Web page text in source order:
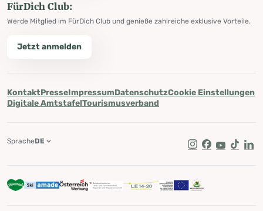
FürDich Club:
Werde Mitglied im FürDich Club und genieße zahlreiche exklusive Vorteile.
Jetzt anmelden
KontaktPresseImpressumDatenschutzCookie Einstellungen
Digitale AmtstafelTourismusverband
Instagram
Facebook
Youtube
Tik Tok
SpracheDE